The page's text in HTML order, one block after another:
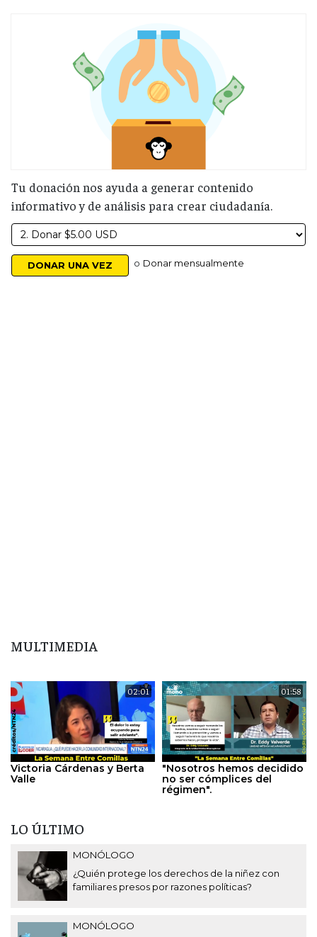
Tu donación nos ayuda a generar contenido
informativo y de análisis para crear ciudadanía.
o Donar mensualmente
MULTIMEDIA
02:01
Victoria Cárdenas y Berta
Valle
01:58
"Nosotros hemos decidido
no ser cómplices del
régimen".
LO ÚLTIMO
MONÓLOGO
¿Quién protege los derechos de la niñez con
familiares presos por razones políticas?
MONÓLOGO